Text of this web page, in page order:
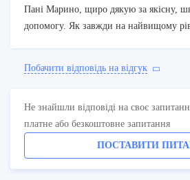
Пані Марино, щиро дякую за якісну,
допомогу. Як завжди на найвищому
Побачити вiдповiдь на вiдгук
Не знайшли відповіді на своє
платне або безкоштовне запитання
ПОСТАВИТИ